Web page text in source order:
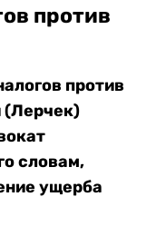
против
против
(Лерчек)
словам,
ущерба